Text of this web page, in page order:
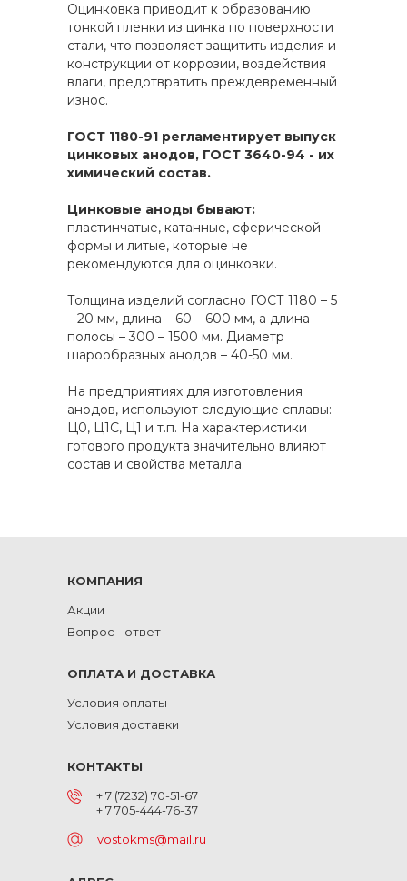
Оцинковка приводит к образованию
тонкой пленки из цинка по поверхности
стали, что позволяет защитить изделия и
конструкции от коррозии, воздействия
влаги, предотвратить преждевременный
износ.
ГОСТ 1180-91 регламентирует выпуск
цинковых анодов, ГОСТ 3640-94 - их
химический состав.
Цинковые аноды бывают:
пластинчатые, катанные, сферической
формы и литые, которые не
рекомендуются для оцинковки.
Толщина изделий согласно ГОСТ 1180 – 5
– 20 мм, длина – 60 – 600 мм, а длина
полосы – 300 – 1500 мм. Диаметр
шарообразных анодов – 40-50 мм.
На предприятиях для изготовления
анодов, используют следующие сплавы:
Ц0, Ц1С, Ц1 и т.п. На характеристики
готового продукта значительно влияют
состав и свойства металла.
КОМПАНИЯ
Акции
Вопрос - ответ
ОПЛАТА И ДОСТАВКА
Условия оплаты
Условия доставки
КОНТАКТЫ
+ 7 (7232) 70-51-67
+ 7 705-444-76-37
vostokms@mail.ru